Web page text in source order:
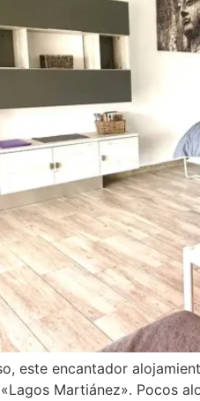
este encantador
Martiánez». Pocos